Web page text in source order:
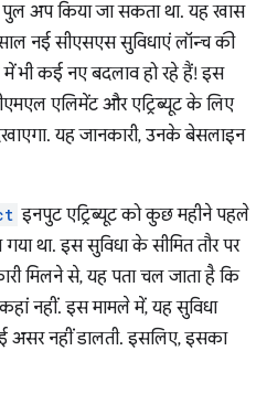
पुल अप किया जा सकता था. यह खास
नई सीएसएस सुविधाएं लॉन्च की
में भी कई नए बदलाव हो रहे हैं! इस
एलिमेंट और एट्रिब्यूट के लिए
यह जानकारी, उनके बेसलाइन
इनपुट एट्रिब्यूट को कुछ महीने पहले
था. इस सुविधा के सीमित तौर पर
मिलने से, यह पता चल जाता है कि
नहीं. इस मामले में, यह सुविधा
असर नहीं डालती. इसलिए, इसका